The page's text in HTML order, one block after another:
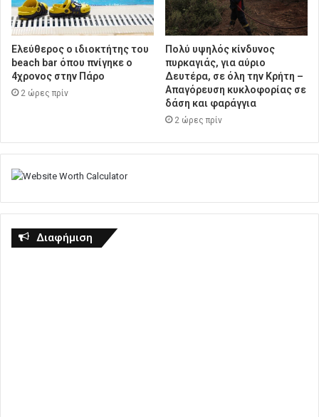
Ελεύθερος ο ιδιοκτήτης του
beach bar όπου πνίγηκε ο
4χρονος στην Πάρο
2 ώρες πρίν
Πολύ υψηλός κίνδυνος
πυρκαγιάς, για αύριο
Δευτέρα, σε όλη την Κρήτη –
Απαγόρευση κυκλοφορίας σε
δάση και φαράγγια
2 ώρες πρίν
Διαφήμιση